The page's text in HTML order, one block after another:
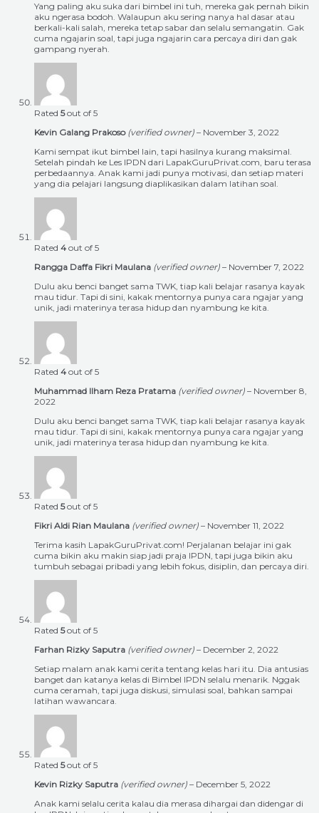
Yang paling aku suka dari bimbel ini tuh, mereka gak pernah bikin
aku ngerasa bodoh. Walaupun aku sering nanya hal dasar atau
berkali-kali salah, mereka tetap sabar dan selalu semangatin. Gak
cuma ngajarin soal, tapi juga ngajarin cara percaya diri dan gak
gampang nyerah.
Rated 5out of 5
Kevin Galang Prakoso (verified owner) – November 3, 2022
Kami sempat ikut bimbel lain, tapi hasilnya kurang maksimal.
Setelah pindah ke Les IPDN dari LapakGuruPrivat.com, baru terasa
perbedaannya. Anak kami jadi punya motivasi, dan setiap materi
yang dia pelajari langsung diaplikasikan dalam latihan soal.
Rated 4 out of 5
Rangga Daffa Fikri Maulana (verified owner) – November 7, 2022
Dulu aku benci banget sama TWK, tiap kali belajar rasanya kayak
mau tidur. Tapi di sini, kakak mentornya punya cara ngajar yang
unik, jadi materinya terasa hidup dan nyambung ke kita.
Rated 4 out of 5
Muhammad Ilham Reza Pratama (verified owner) – November 8,
2022
Dulu aku benci banget sama TWK, tiap kali belajar rasanya kayak
mau tidur. Tapi di sini, kakak mentornya punya cara ngajar yang
unik, jadi materinya terasa hidup dan nyambung ke kita.
Rated 5out of 5
Fikri Aldi Rian Maulana (verified owner) – November 11, 2022
Terima kasih LapakGuruPrivat.com! Perjalanan belajar ini gak
cuma bikin aku makin siap jadi praja IPDN, tapi juga bikin aku
tumbuh sebagai pribadi yang lebih fokus, disiplin, dan percaya diri.
Rated 5out of 5
Farhan Rizky Saputra (verified owner) – December 2, 2022
Setiap malam anak kami cerita tentang kelas hari itu. Dia antusias
banget dan katanya kelas di Bimbel IPDN selalu menarik. Nggak
cuma ceramah, tapi juga diskusi, simulasi soal, bahkan sampai
latihan wawancara.
Rated 5out of 5
Kevin Rizky Saputra (verified owner) – December 5, 2022
Anak kami selalu cerita kalau dia merasa dihargai dan didengar di